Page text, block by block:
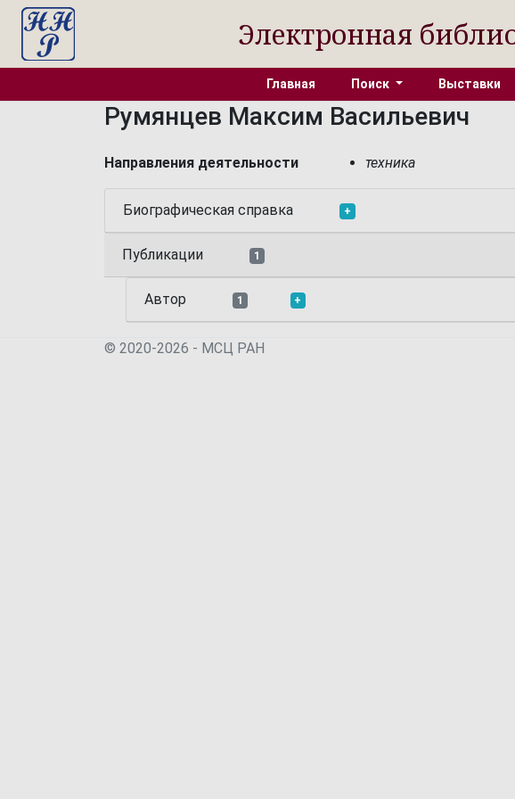
Электронная
Главная Поиск Выставки
Румянцев Максим Васильевич
Направления деятельности техника
Биографическая справка +
Публикации 1
Автор 1 +
© 2020-2026 - МСЦ РАН